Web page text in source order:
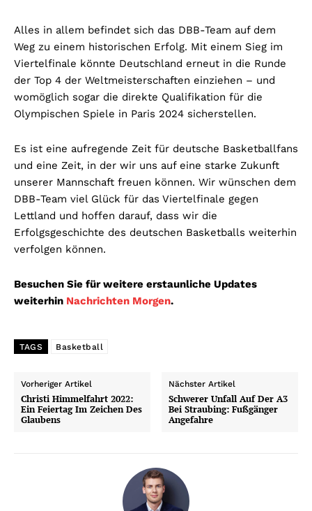
Alles in allem befindet sich das DBB-Team auf dem
Weg zu einem historischen Erfolg. Mit einem Sieg im
Viertelfinale könnte Deutschland erneut in die Runde
der Top 4 der Weltmeisterschaften einziehen – und
womöglich sogar die direkte Qualifikation für die
Olympischen Spiele in Paris 2024 sicherstellen.
Es ist eine aufregende Zeit für deutsche Basketballfans
und eine Zeit, in der wir uns auf eine starke Zukunft
unserer Mannschaft freuen können. Wir wünschen dem
DBB-Team viel Glück für das Viertelfinale gegen
Lettland und hoffen darauf, dass wir die
Erfolgsgeschichte des deutschen Basketballs weiterhin
verfolgen können.
Besuchen Sie für weitere erstaunliche Updates
weiterhin Nachrichten Morgen.
TAGS Basketball
Vorheriger Artikel
Christi Himmelfahrt 2022:
Ein Feiertag Im Zeichen Des
Glaubens
Nächster Artikel
Schwerer Unfall Auf Der A3
Bei Straubing: Fußgänger
Angefahre